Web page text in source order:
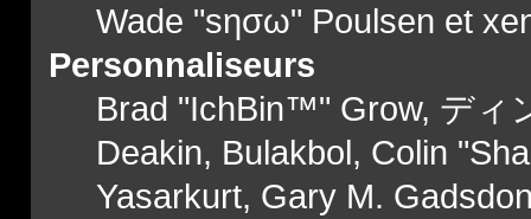
Wade "sησω" Poulsen et
Personnaliseurs
Brad "IchBin™" Grow, ディ
Deakin, Bulakbol, Colin
Yasarkurt, Gary M.